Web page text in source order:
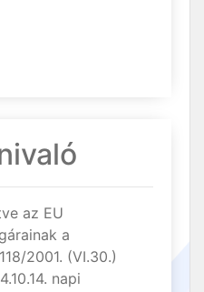
az EU
a
2001. (VI.30.)
napi